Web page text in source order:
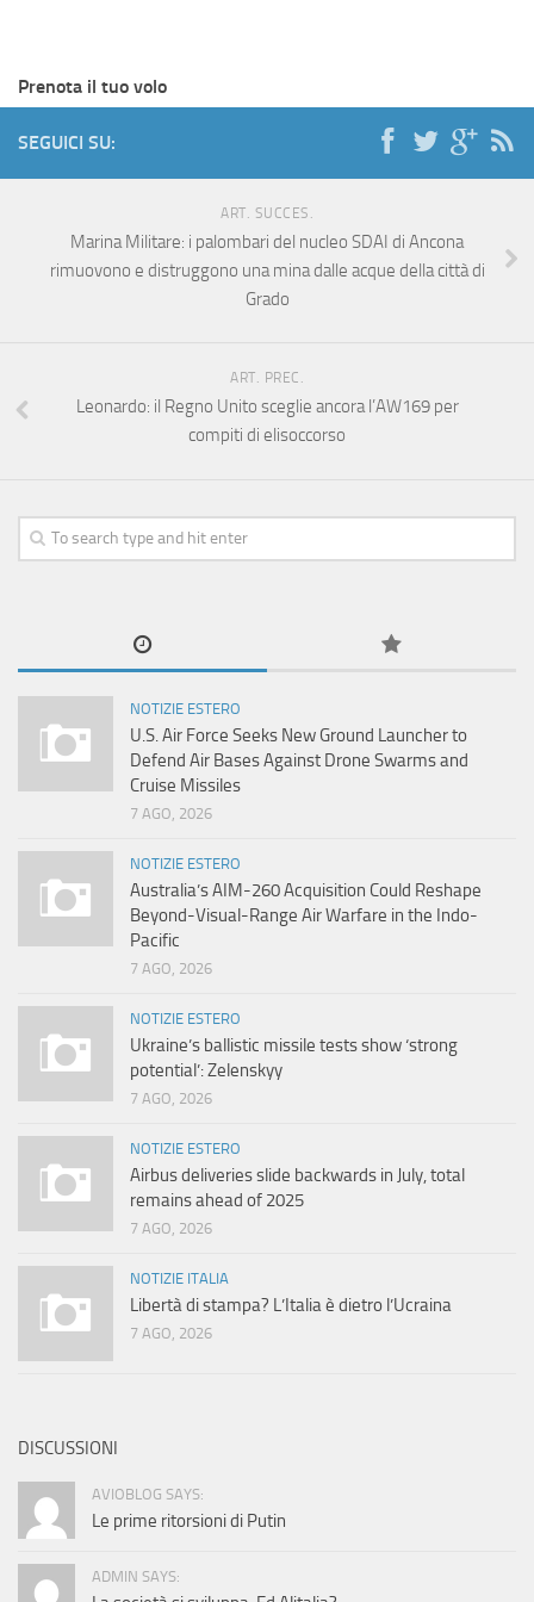
Prenota il tuo volo
SEGUICI SU:
ART. SUCCES.
Marina Militare: i palombari del nucleo SDAI di Ancona
rimuovono e distruggono una mina dalle acque della città di
Grado
ART. PREC.
Leonardo: il Regno Unito sceglie ancora l’AW169 per
compiti di elisoccorso
NOTIZIE ESTERO
U.S. Air Force Seeks New Ground Launcher to
Defend Air Bases Against Drone Swarms and
Cruise Missiles
7 AGO, 2026
NOTIZIE ESTERO
Australia’s AIM-260 Acquisition Could Reshape
Beyond-Visual-Range Air Warfare in the Indo-
Pacific
7 AGO, 2026
NOTIZIE ESTERO
Ukraine’s ballistic missile tests show ‘strong
potential’: Zelenskyy
7 AGO, 2026
NOTIZIE ESTERO
Airbus deliveries slide backwards in July, total
remains ahead of 2025
7 AGO, 2026
NOTIZIE ITALIA
Libertà di stampa? L’Italia è dietro l’Ucraina
7 AGO, 2026
DISCUSSIONI
AVIOBLOG SAYS:
Le prime ritorsioni di Putin
ADMIN SAYS: